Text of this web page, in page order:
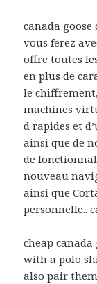
canada
vous ferez
offre toutes
en plus de
le
machines
d rapides et
ainsi que de
de
nouveau
ainsi que
personnelle..
cheap
with a polo
also pair